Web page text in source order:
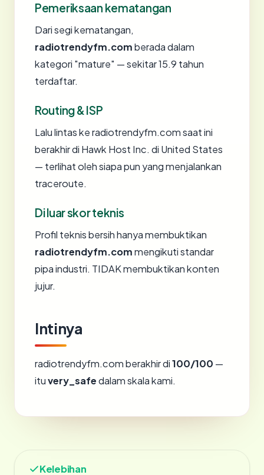
Pemeriksaan kematangan
Dari segi kematangan,
radiotrendyfm.comberada dalam
kategori "mature" — sekitar 15.9 tahun
terdaftar.
Routing & ISP
Lalu lintas ke radiotrendyfm.com saat ini
berakhir di Hawk Host Inc. di United States
— terlihat oleh siapa pun yang menjalankan
traceroute.
Di luar skor teknis
Profil teknis bersih hanya membuktikan
radiotrendyfm.commengikuti standar
pipa industri. TIDAK membuktikan konten
jujur.
Intinya
radiotrendyfm.com berakhir di100/100 —
ituvery_safedalam skala kami.
Kelebihan